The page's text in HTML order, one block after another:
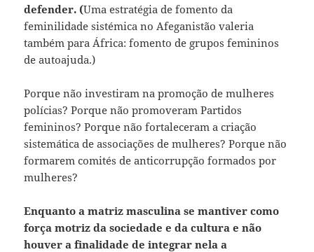
defender. (Uma estratégia de fomento da
feminilidade sistémica no Afeganistão valeria
também para África: fomento de grupos femininos
de autoajuda.)
Porque não investiram na promoção de mulheres
polícias? Porque não promoveram Partidos
femininos? Porque não fortaleceram a criação
sistemática de associações de mulheres? Porque não
formarem comités de anticorrupção formados por
mulheres?
Enquanto a matriz masculina se mantiver como
força motriz da sociedade e da cultura e não
houver a finalidade de integrar nela a